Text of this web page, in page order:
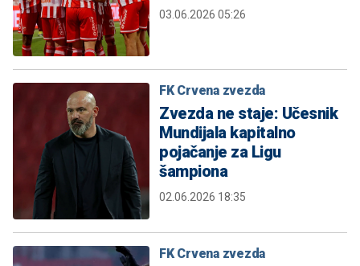
03.06.2026 05:26
FK Crvena zvezda
Zvezda ne staje: Učesnik
Mundijala kapitalno
pojačanje za Ligu
šampiona
02.06.2026 18:35
FK Crvena zvezda